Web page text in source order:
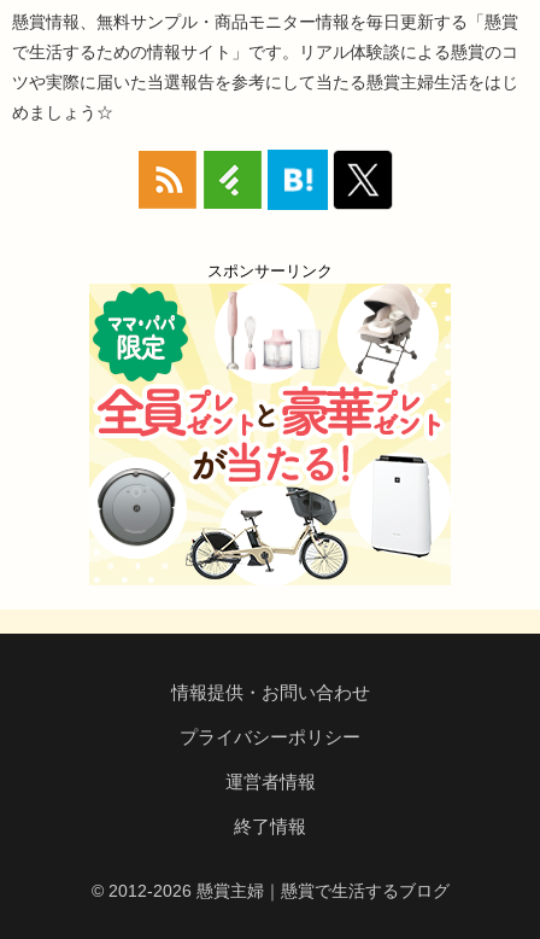
懸賞情報、無料サンプル・商品モニター情報を毎日更新する「懸賞
で生活するための情報サイト」です。リアル体験談による懸賞のコ
ツや実際に届いた当選報告を参考にして当たる懸賞主婦生活をはじ
めましょう☆
スポンサーリンク
情報提供・お問い合わせ
プライバシーポリシー
運営者情報
終了情報
© 2012-2026 懸賞主婦｜懸賞で生活するブログ